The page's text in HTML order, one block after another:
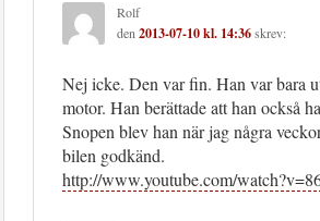
Rolf
den 2013-07-10 kl. 14:36skrev:
Nej icke. Den var fin. Han var bara
motor. Han berättade att han också
Snopen blev han när jag några
bilen godkänd.
http://www.youtube.com/